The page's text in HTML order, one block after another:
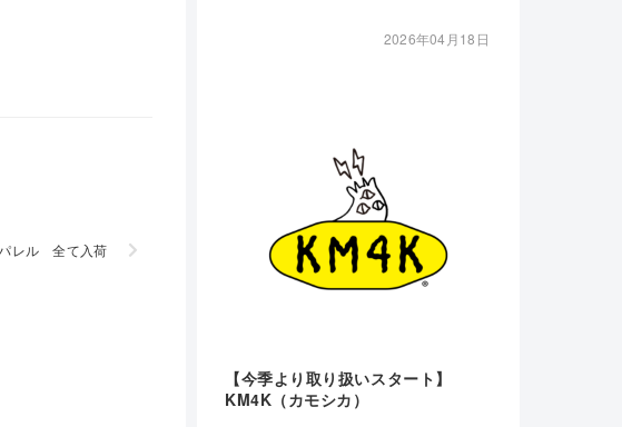
レル 全て入荷
2026年04月18日
【今季より取り扱いスタート】
KM4K（カモシカ）